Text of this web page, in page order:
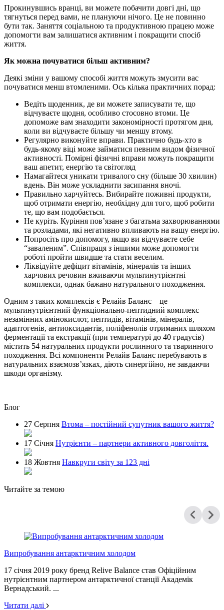
Прокинувшись вранці, ви можете побачити довгі дні, що
тягнуться перед вами, не плануючи нічого. Це не повинно
бути так. Заняття соціальною та продуктивною працею може
допомогти вам залишатися активним і покращити спосіб
життя.
Як можна почуватися більш активним?
Деякі зміни у вашому способі життя можуть змусити вас
почуватися менш втомленими. Ось кілька практичних порад:
Ведіть щоденник, де ви можете записувати те, що
відчуваєте щодня, особливо стосовно втоми. Це
допоможе вам знаходити закономірності протягом дня,
коли ви відчуваєте більшу чи меншу втому.
Регулярно виконуйте вправи. Практично будь-хто в
будь-якому віці може займатися певним видом фізичної
активності. Помірні фізичні вправи можуть покращити
ваш апетит, енергію та світогляд
Намагайтеся уникати тривалого сну (більше 30 хвилин)
вдень. Він може ускладнити засипання вночі.
Правильно харчуйтесь. Вибирайте поживні продукти,
щоб отримати енергію, необхідну для того, щоб робити
те, що вам подобається.
Не куріть. Куріння пов’язане з багатьма захворюваннями
та розладами, які негативно впливають на вашу енергію.
Попросіть про допомогу, якщо ви відчуваєте себе
“заваленим”. Співпраця з іншими може допомогти
роботі пройти швидше та стати веселим.
Ліквідуйте дефіцит вітамінів, мінералів та інших
харчових речовин вживаючи мультинутрієнтні
комплекси, однак бажано натурального походження.
Одним з таких комплексів є Релайв Баланс – це
мультинутрієнтний функціонально-пептидний комплекс
незамінних амінокислот, пептидів, вітамінів, мінералів,
адаптогенів, антиоксидантів, поліфенолів отриманих шляхом
ферментації та екстракції (при температурі до 40 градусів)
містить 54 натуральних продукти рослинного та тваринного
походження. Всі компоненти Релайв Баланс перебувають в
натуральних взаємозв’язках, діють синергійно, не завдаючи
шкоди організму.
Блог
27 Серпня Втома – постійний супутник вашого життя?
17 Січня Нутрієнти – партнери активного довголіття.
18 Жовтня Навкруги світу за 123 дні
Читайте за темою
Випробування антарктичним холодом
17 січня 2019 року бренд Relive Balance став Офіційним
нутрієнтним партнером антарктичної станції Академік
Вернадський. ...
Читати далі